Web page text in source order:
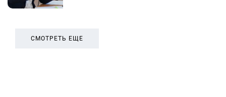
СМОТРЕТЬ ЕЩЕ